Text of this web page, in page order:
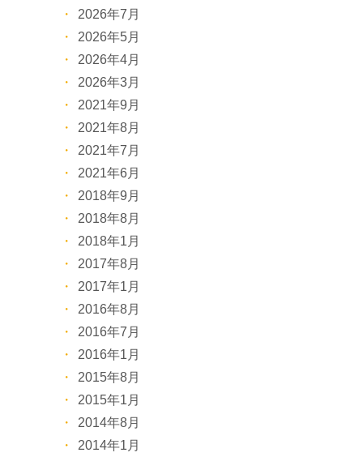
2026年7月
2026年5月
2026年4月
2026年3月
2021年9月
2021年8月
2021年7月
2021年6月
2018年9月
2018年8月
2018年1月
2017年8月
2017年1月
2016年8月
2016年7月
2016年1月
2015年8月
2015年1月
2014年8月
2014年1月